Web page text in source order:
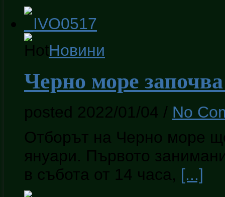
Новини
Черно море
posted 2022/01/04 / No
Отборът на Черно море
януари. Първото
в събота от 14 часа, [...]